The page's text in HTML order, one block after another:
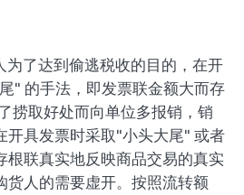
为了达到偷逃税收的目的，在开
" 的手法，即发票联金额大而存
捞取好处而向单位多报销，销
开具发票时采取"小头大尾" 或者
根联真实地反映商品交易的真实
货人的需要虚开。按照流转额